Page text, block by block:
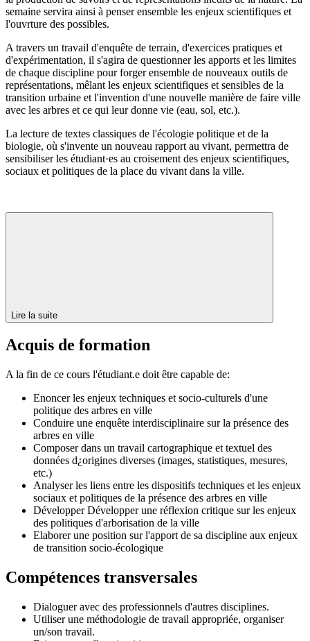
semaine servira ainsi à penser ensemble les enjeux scientifiques et
l'ouvrture des possibles.
A travers un travail d'enquête de terrain, d'exercices pratiques et
d'expérimentation, il s'agira de questionner les apports et les limites
de chaque discipline pour forger ensemble de nouveaux outils de
représentations, mêlant les enjeux scientifiques et sensibles de la
transition urbaine et l'invention d'une nouvelle manière de faire ville
avec les arbres et ce qui leur donne vie (eau, sol, etc.).
La lecture de textes classiques de l'écologie politique et de la
biologie, où s'invente un nouveau rapport au vivant, permettra de
sensibiliser les étudiant·es au croisement des enjeux scientifiques,
sociaux et politiques de la place du vivant dans la ville.
Lire la suite
Acquis de formation
A la fin de ce cours l'étudiant.e doit être capable de:
Enoncer les enjeux techniques et socio-culturels d'une
politique des arbres en ville
Conduire une enquête interdisciplinaire sur la présence des
arbres en ville
Composer dans un travail cartographique et textuel des
données d¿origines diverses (images, statistiques, mesures,
etc.)
Analyser les liens entre les dispositifs techniques et les enjeux
sociaux et politiques de la présence des arbres en ville
Développer Développer une réflexion critique sur les enjeux
des politiques d'arborisation de la ville
Elaborer une position sur l'apport de sa discipline aux enjeux
de transition socio-écologique
Compétences transversales
Dialoguer avec des professionnels d'autres disciplines.
Utiliser une méthodologie de travail appropriée, organiser
un/son travail.